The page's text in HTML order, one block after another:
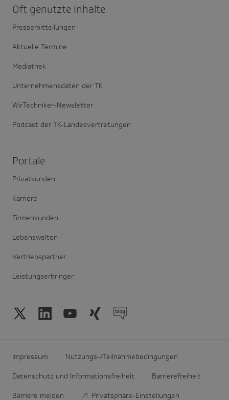
Oft genutzte Inhalte
Pressemitteilungen
Aktuelle Termine
Mediathek
Unternehmensdaten der TK
WirTechniker-Newsletter
Podcast der TK-Landesvertretungen
Portale
Privatkunden
Karriere
Firmenkunden
Lebenswelten
Vertriebspartner
Leistungserbringer
Impressum Nutzungs-/Teilnahmebedingungen
Datenschutz und Informationsfreiheit Barrierefreiheit
Barriere melden Privatsphäre-Einstellungen